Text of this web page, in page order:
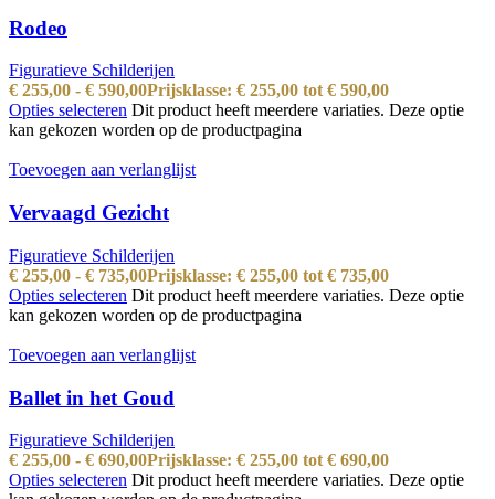
Rodeo
Figuratieve Schilderijen
€ 255,00 - € 590,00Prijsklasse: € 255,00 tot € 590,00
Opties selecteren Dit product heeft meerdere variaties. Deze optie
kan gekozen worden op de productpagina
Toevoegen aan verlanglijst
Vervaagd Gezicht
Figuratieve Schilderijen
€ 255,00 - € 735,00Prijsklasse: € 255,00 tot € 735,00
Opties selecteren Dit product heeft meerdere variaties. Deze optie
kan gekozen worden op de productpagina
Toevoegen aan verlanglijst
Ballet in het Goud
Figuratieve Schilderijen
€ 255,00 - € 690,00Prijsklasse: € 255,00 tot € 690,00
Opties selecteren Dit product heeft meerdere variaties. Deze optie